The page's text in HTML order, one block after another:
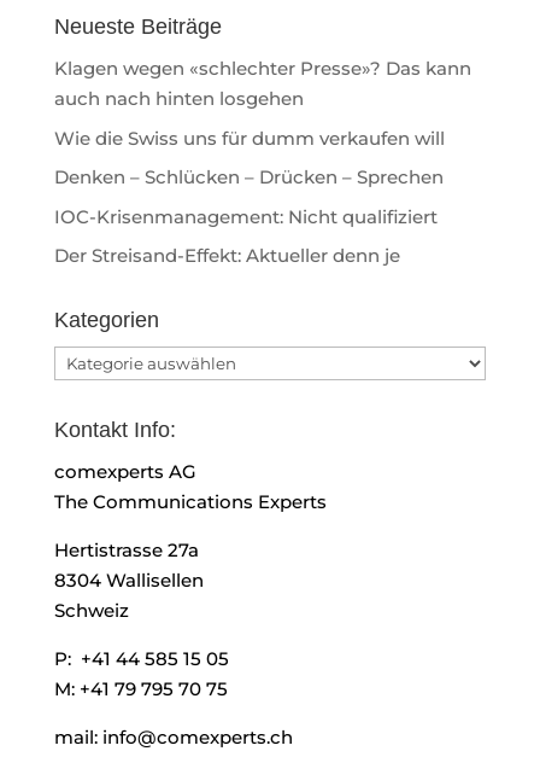
Neueste Beiträge
Klagen wegen «schlechter Presse»? Das kann
auch nach hinten losgehen
Wie die Swiss uns für dumm verkaufen will
Denken – Schlücken – Drücken – Sprechen
IOC-Krisenmanagement: Nicht qualifiziert
Der Streisand-Effekt: Aktueller denn je
Kategorien
Kategorien
Kontakt Info:
comexperts AG
The Communications Experts
Hertistrasse 27a
8304 Wallisellen
Schweiz
P: +41 44 585 15 05
M: +41 79 795 70 75
mail: info@comexperts.ch